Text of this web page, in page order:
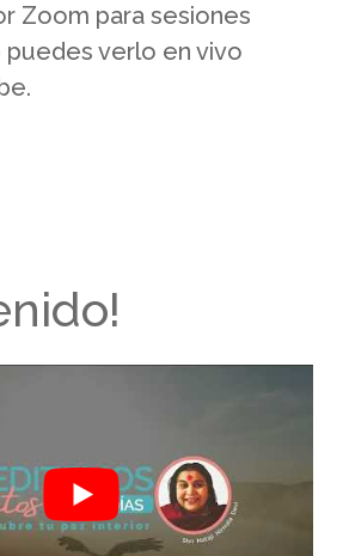
Zoom para sesiones
verlo en vivo